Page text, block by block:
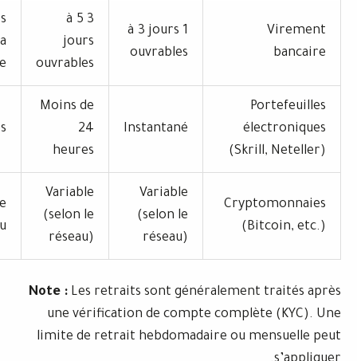
1 à 3 jours
ouvrables
jours
Variables
selon la
banque
Instantané
24
Possibles
Variable
(selon le
réseau)
Frais de
Note :Les retraits sont
une vérification de compte
limite de retrait hebdomadaire ou